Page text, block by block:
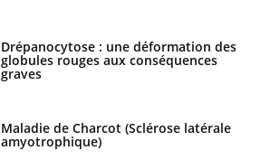
Drépanocytose : une déformation des
globules rouges aux conséquences
graves
Maladie de Charcot (Sclérose latérale
amyotrophique)